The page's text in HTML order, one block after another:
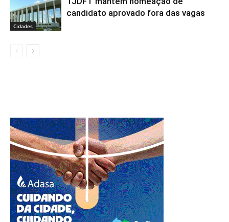
Cidades
candidato aprovado fora das vagas